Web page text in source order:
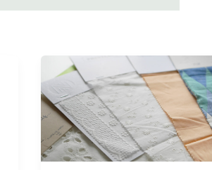
Comment
trouver
des
fournisseurs
de
tissus